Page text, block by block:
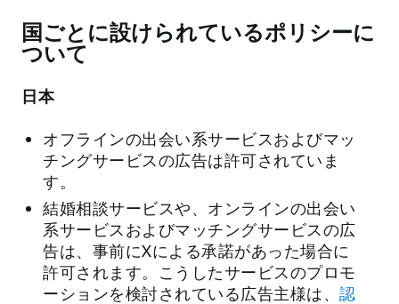
国ごとに設けられているポリシーに
ついて
日本
オフラインの出会い系サービスおよびマッ
チングサービスの広告は許可されていま
す。
結婚相談サービスや、オンラインの出会い
系サービスおよびマッチングサービスの広
告は、事前にXによる承諾があった場合に
許可されます。こうしたサービスのプロモ
ーションを検討されている広告主様は、 認